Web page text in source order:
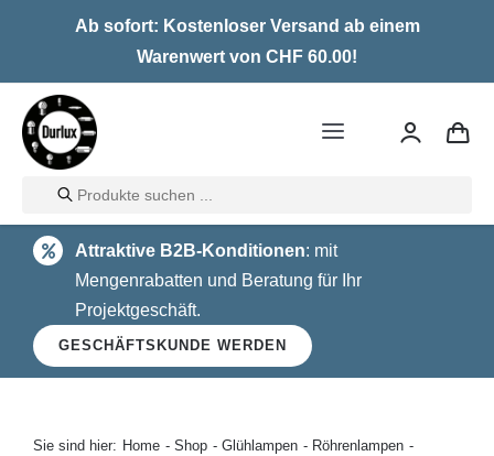
Ab sofort: Kostenloser Versand ab einem
Warenwert von CHF 60.00!
Toggle
Home
LED
Halogen
Glühlampen
Products
search
Attraktive B2B-Konditionen: mit
Mengenrabatten und Beratung für Ihr
Projektgeschäft.
GESCHÄFTSKUNDE WERDEN
Sie sind hier: Home Shop Glühlampen
Röhrenlampen